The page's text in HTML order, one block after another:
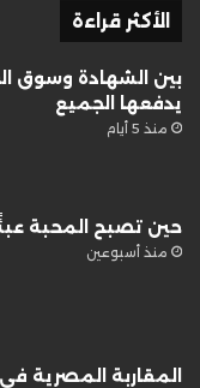
الأكثر قراءة
بين الشهادة وسوق
يدفعها الجميع
منذ 5 أيام
حين تصبح المحبة
منذ أسبوعين
المقاربة المصرية في